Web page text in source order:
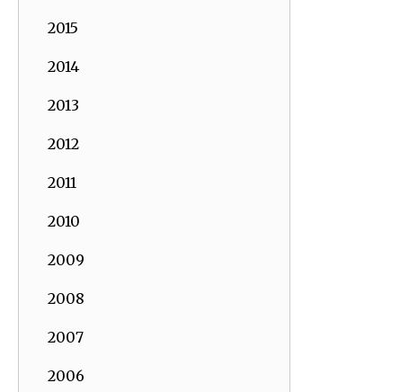
2015
2014
2013
2012
2011
2010
2009
2008
2007
2006